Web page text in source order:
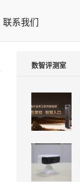
案例
联系我们
数智评测室